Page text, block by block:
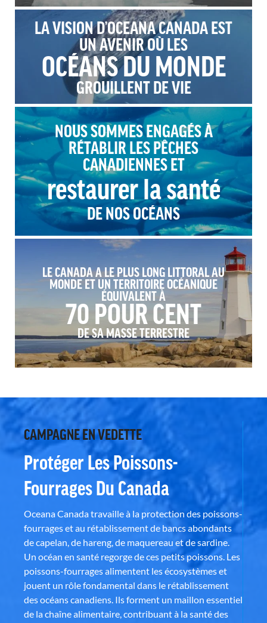
LA VISION D’OCEANA CANADA EST
UN AVENIR OÙ LES
OCÉANS DU MONDE
GROUILLENT DE VIE
NOUS SOMMES ENGAGÉS À
RÉTABLIR LES PÊCHES
CANADIENNES ET
restaurer la santé
DE NOS OCÉANS
LE CANADA A LE PLUS LONG LITTORAL AU
MONDE ET UN TERRITOIRE OCÉANIQUE
ÉQUIVALENT À
70 POUR CENT
DE SA MASSE TERRESTRE
CAMPAGNE EN VEDETTE
Protéger Les Poissons-
Fourrages Du Canada
Oceana Canada travaille à la protection des poissons-
fourrages et au rétablissement de bancs abondants
de capelan, de hareng, de maquereau et de sardine.
Un océan en santé regorge de ces petits poissons. Les
poissons-fourrages alimentent les écosystèmes et
jouent un rôle fondamental dans le rétablissement
des océans canadiens. Ils forment un maillon essentiel
de la chaîne alimentaire, contribuant à la santé des